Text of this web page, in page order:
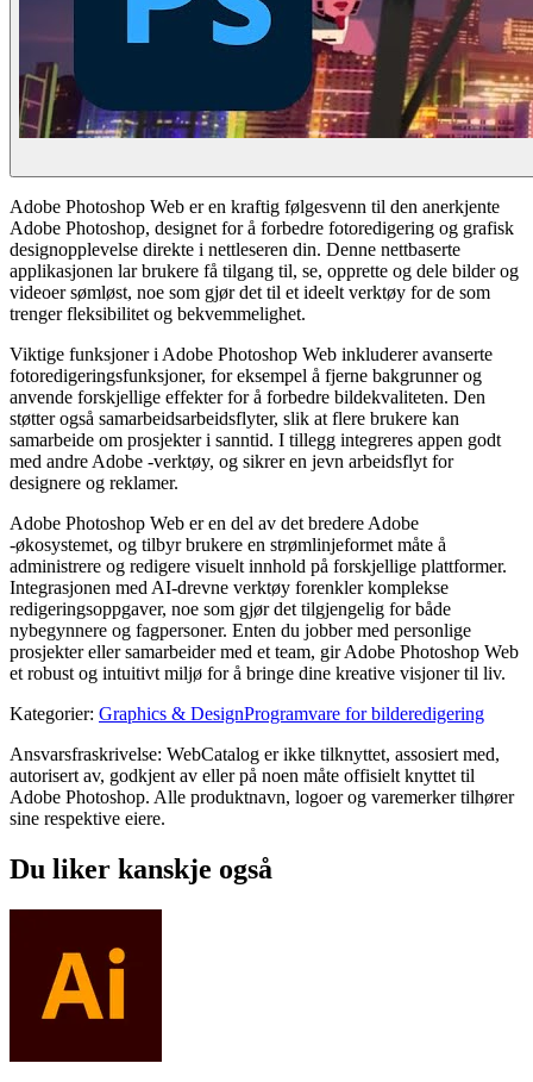
Adobe Photoshop Web er en kraftig følgesvenn til den anerkjente
Adobe Photoshop, designet for å forbedre fotoredigering og grafisk
designopplevelse direkte i nettleseren din. Denne nettbaserte
applikasjonen lar brukere få tilgang til, se, opprette og dele bilder og
videoer sømløst, noe som gjør det til et ideelt verktøy for de som
trenger fleksibilitet og bekvemmelighet.
Viktige funksjoner i Adobe Photoshop Web inkluderer avanserte
fotoredigeringsfunksjoner, for eksempel å fjerne bakgrunner og
anvende forskjellige effekter for å forbedre bildekvaliteten. Den
støtter også samarbeidsarbeidsflyter, slik at flere brukere kan
samarbeide om prosjekter i sanntid. I tillegg integreres appen godt
med andre Adobe -verktøy, og sikrer en jevn arbeidsflyt for
designere og reklamer.
Adobe Photoshop Web er en del av det bredere Adobe
-økosystemet, og tilbyr brukere en strømlinjeformet måte å
administrere og redigere visuelt innhold på forskjellige plattformer.
Integrasjonen med AI-drevne verktøy forenkler komplekse
redigeringsoppgaver, noe som gjør det tilgjengelig for både
nybegynnere og fagpersoner. Enten du jobber med personlige
prosjekter eller samarbeider med et team, gir Adobe Photoshop Web
et robust og intuitivt miljø for å bringe dine kreative visjoner til liv.
Kategorier: Graphics & DesignProgramvare for bilderedigering
Ansvarsfraskrivelse: WebCatalog er ikke tilknyttet, assosiert med,
autorisert av, godkjent av eller på noen måte offisielt knyttet til
Adobe Photoshop. Alle produktnavn, logoer og varemerker tilhører
sine respektive eiere.
Du liker kanskje også